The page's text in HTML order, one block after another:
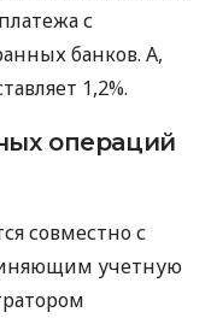
с
банков. А,
1,2%.
операций
совместно с
учетную